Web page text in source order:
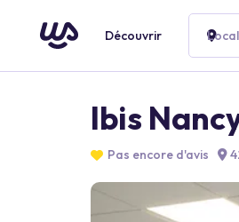
Découvrir
Ibis
Pas encore d'avis